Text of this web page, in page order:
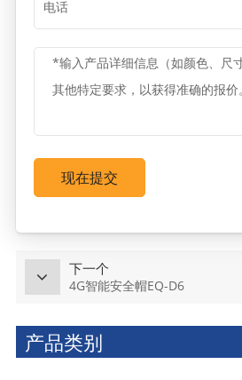
现在提交
下一个
4G智能安全帽EQ-D6
产品类别